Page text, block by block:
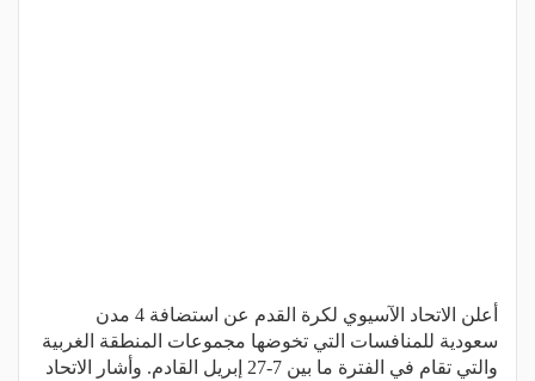
أعلن الاتحاد الآسيوي لكرة القدم عن استضافة 4 مدن
سعودية للمنافسات التي تخوضها مجموعات المنطقة الغربية
والتي تقام في الفترة ما بين 7-27 إبريل القادم. وأشار الاتحاد